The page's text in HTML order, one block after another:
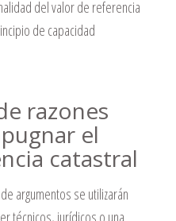
del valor de referencia
de capacidad
razones
el
catastral
argumentos se utilizarán
técnicos, jurídicos o una